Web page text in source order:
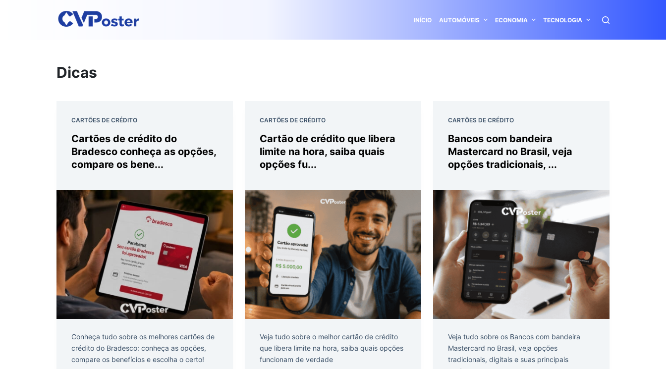
INÍCIO AUTOMÓVEIS ECONOMIA TECNOLOGIA
Dicas
CARTÕES DE CRÉDITO
Cartões de crédito do
Bradesco conheça as opções,
compare os bene...
Conheça tudo sobre os melhores cartões de
crédito do Bradesco: conheça as opções,
compare os benefícios e escolha o certo!
CARTÕES DE CRÉDITO
Cartão de crédito que libera
limite na hora, saiba quais
opções fu...
Veja tudo sobre o melhor cartão de crédito
que libera limite na hora, saiba quais opções
funcionam de verdade
CARTÕES DE CRÉDITO
Bancos com bandeira
Mastercard no Brasil, veja
opções tradicionais, ...
Veja tudo sobre os Bancos com bandeira
Mastercard no Brasil, veja opções
tradicionais, digitais e suas principais